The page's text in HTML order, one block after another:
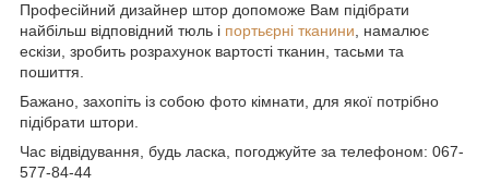
Професійний дизайнер штор допоможе Вам підібрати
найбільш відповідний тюль і портьєрні тканини, намалює
ескізи, зробить розрахунок вартості тканин, тасьми та
пошиття.
Бажано, захопіть із собою фото кімнати, для якої потрібно
підібрати штори.
Час відвідування, будь ласка, погоджуйте за телефоном: 067-
577-84-44